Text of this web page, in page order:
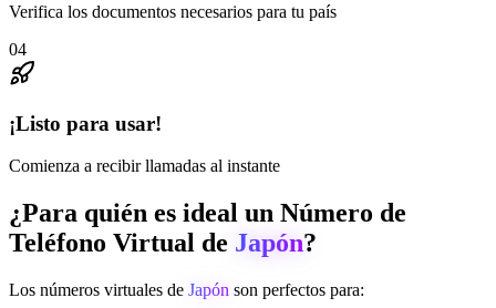
Verifica los documentos necesarios para tu país
04
¡Listo para usar!
Comienza a recibir llamadas al instante
¿Para quién es ideal un Número de
Teléfono Virtual de Japón?
Los números virtuales de Japón son perfectos para: